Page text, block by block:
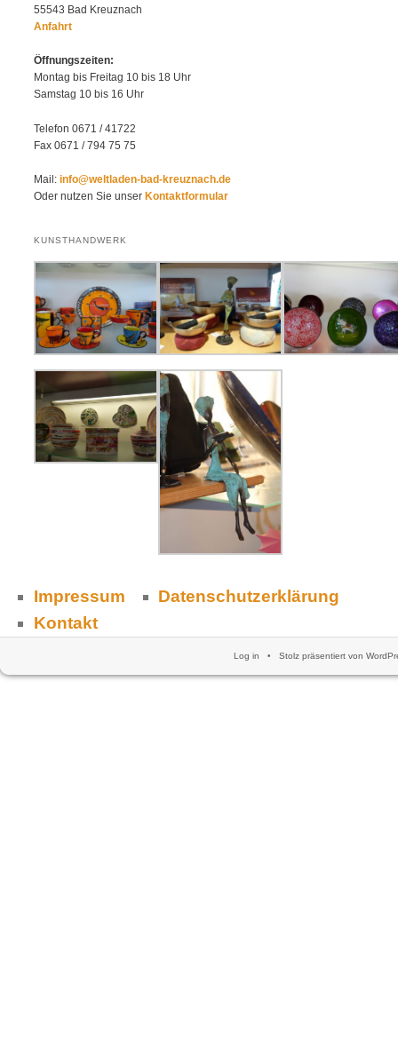
55543 Bad Kreuznach
Anfahrt
Öffnungszeiten:
Montag bis Freitag 10 bis 18 Uhr
Samstag 10 bis 16 Uhr
Telefon 0671 / 41722
Fax 0671 / 794 75 75
Mail: info@weltladen-bad-kreuznach.de
Oder nutzen Sie unser Kontaktformular
KUNSTHANDWERK
Impressum
Datenschutzerklärung
Kontakt
Log in • Stolz präsentiert von